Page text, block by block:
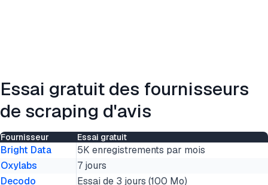
Essai gratuit des fournisseurs
de scraping d'avis
Fournisseur Essai gratuit
Bright Data
5K enregistrements par mois
Oxylabs
7 jours
Decodo
Essai de 3 jours (100 Mo)